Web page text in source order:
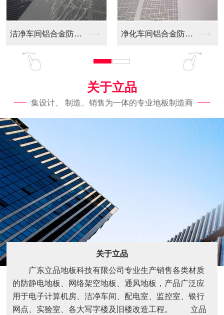
净化车间铝合金防静电... 全铝防静电地板
关于立品
集设计、 制造、销售为一体的专业地板制造商
关于立品
广东立品地板科技有限公司专业生产销售各类材质
的防静电地板、网络架空地板、通风地板，产品广泛应
用于电子计算机房、洁净车间、配电室、监控室、银行
网点、实验室、各大写字楼及旧楼改造工程。 立品